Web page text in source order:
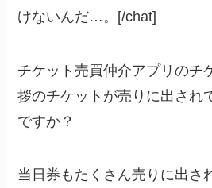
けないんだ…。[/chat]
チケット売買仲介アプリのチ
拶のチケットが売りに出され
ですか？
当日券もたくさん売りに出さ